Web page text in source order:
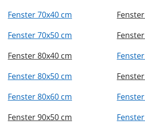
Fenster 70x40 cm
Fenster 70x50 cm
Fenster 80x40 cm
Fenster 80x50 cm
Fenster 80x60 cm
Fenster 90x50 cm